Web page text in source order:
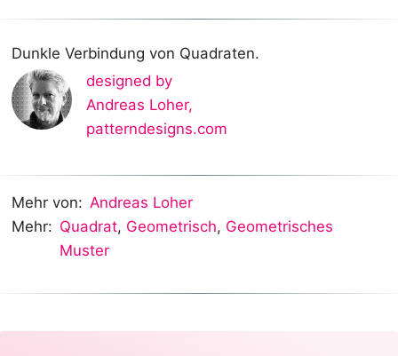
Dunkle Verbindung von Quadraten.
designed by
Andreas Loher,
patterndesigns.com
Mehr von: Andreas Loher
Mehr: Quadrat, Geometrisch, Geometrisches
Muster